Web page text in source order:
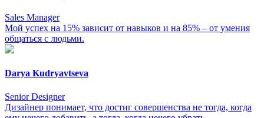
Sales Manager
Мой успех на 15% зависит от навыков и на 85% – от умения
общаться с людьми.
Darya Kudryavtseva
Senior Designer
Дизайнер понимает, что достиг совершенства не тогда, когда